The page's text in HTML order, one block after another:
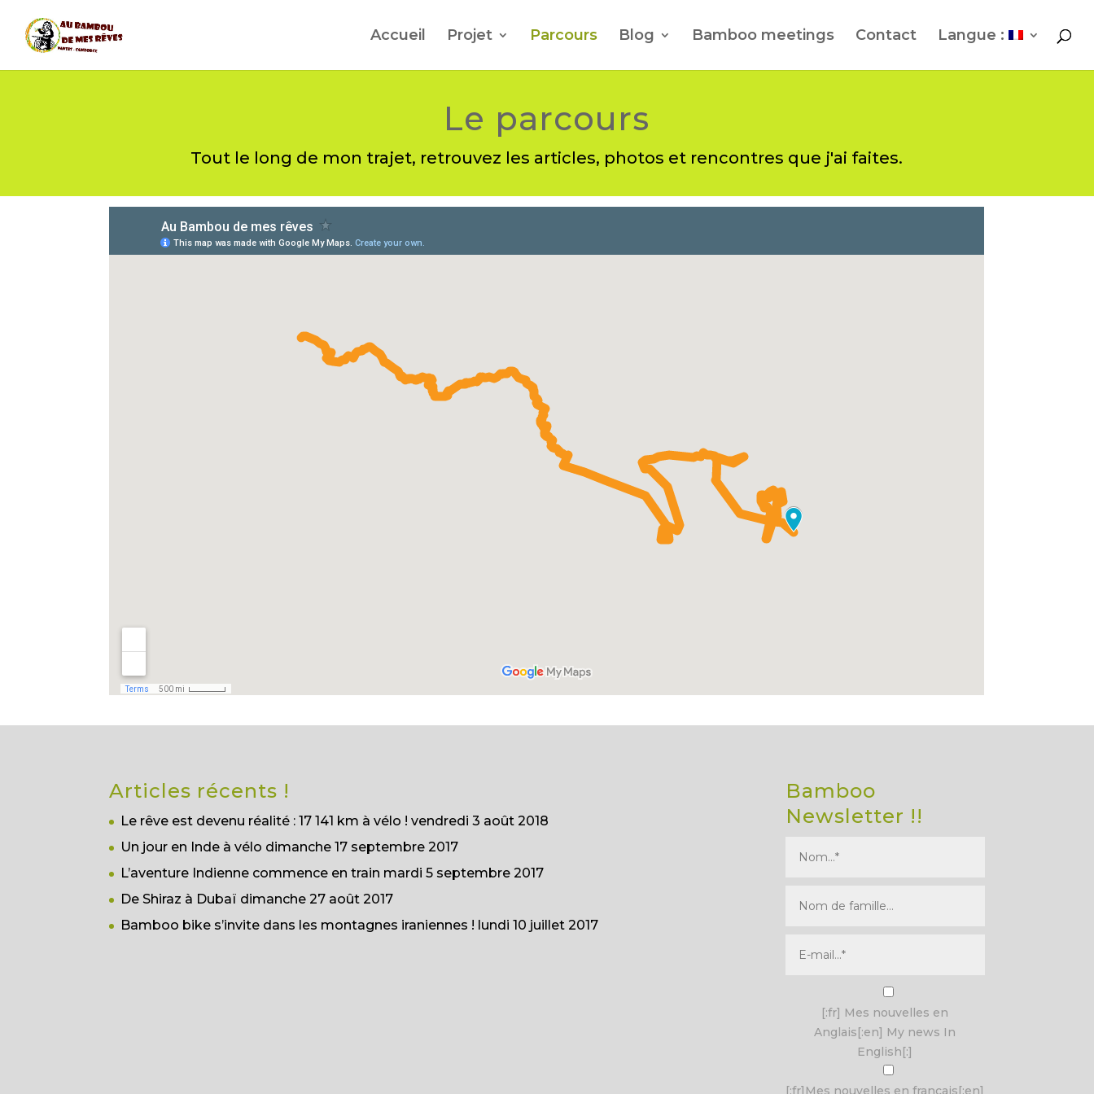
Accueil Projet Parcours Blog Bamboo meetings Contact Langue :
Le parcours
Tout le long de mon trajet, retrouvez les articles, photos et rencontres que j'ai faites.
Articles récents !
Le rêve est devenu réalité : 17 141 km à vélo ! vendredi 3 août 2018
Un jour en Inde à vélo dimanche 17 septembre 2017
L’aventure Indienne commence en train mardi 5 septembre 2017
De Shiraz à Dubaï dimanche 27 août 2017
Bamboo bike s’invite dans les montagnes iraniennes ! lundi 10 juillet 2017
Bamboo
Newsletter !!
[:fr] Mes nouvelles en
Anglais[:en] My news In
English[:]
[:fr]Mes nouvelles en français[:en]